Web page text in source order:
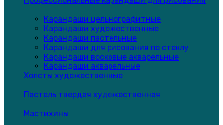
Карандаши цельнографитные
Карандаши художественные
Карандаши пастельные
Карандаши для рисования по стеклу
Карандаши восковые акварельные
Карандаши акварельные
Холсты художественные
Пастель твердая художественная
Мастихины